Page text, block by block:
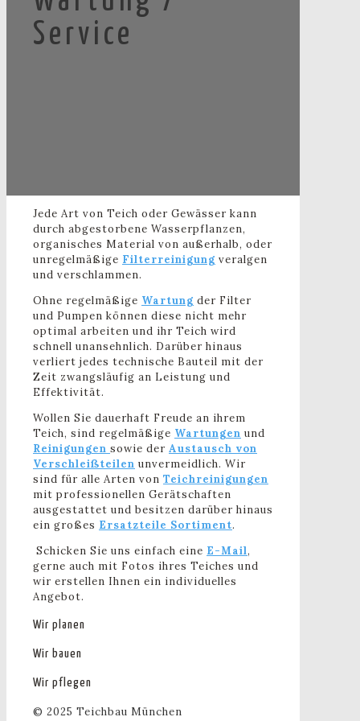
Service
Jede Art von Teich oder Gewässer kann
durch abgestorbene Wasserpflanzen,
organisches Material von außerhalb, oder
unregelmäßige Filterreinigung veralgen
und verschlammen.
Ohne regelmäßige Wartung der Filter
und Pumpen können diese nicht mehr
optimal arbeiten und ihr Teich wird
schnell unansehnlich. Darüber hinaus
verliert jedes technische Bauteil mit der
Zeit zwangsläufig an Leistung und
Effektivität.
Wollen Sie dauerhaft Freude an ihrem
Teich, sind regelmäßige Wartungen und
Reinigungen sowie der Austausch von
Verschleißteilen unvermeidlich. Wir
sind für alle Arten von Teichreinigungen
mit professionellen Gerätschaften
ausgestattet und besitzen darüber hinaus
ein großes Ersatzteile Sortiment.
Schicken Sie uns einfach eine E-Mail,
gerne auch mit Fotos ihres Teiches und
wir erstellen Ihnen ein individuelles
Angebot.
Wir planen
Wir bauen
Wir pflegen
© 2025 Teichbau München